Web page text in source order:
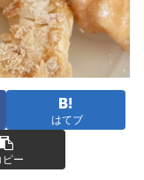
はてブ
ピー